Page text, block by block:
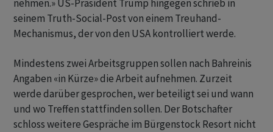
nehmen.» US-Präsident Trump hingegen schrieb in
seinem Truth-Social-Post von einem Treuhand-
Mechanismus, der von den USA kontrolliert werde.
Mindestens zwei Arbeitsgruppen sollen nach Bahreinis
Angaben «in Kürze» die Arbeit aufnehmen. Zurzeit
werde darüber gesprochen, wer beteiligt sei und wann
und wo Treffen stattfinden sollen. Der Botschafter
schloss weitere Gespräche im Bürgenstock Resort nicht